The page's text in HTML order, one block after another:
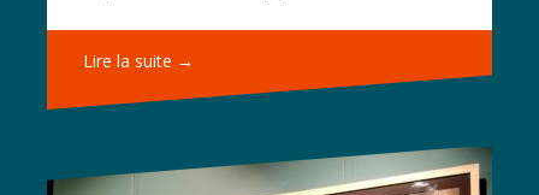
Lire la suite →